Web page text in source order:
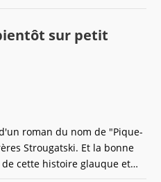
sur petit
roman du nom de "Pique-
Strougatski. Et la bonne
cette histoire glauque et